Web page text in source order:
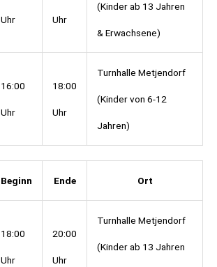
Uhr Uhr
(Kinder ab 13 Jahren
& Erwachsene)
16:00
Uhr
18:00
Uhr
Turnhalle Metjendorf
(Kinder von 6-12
Jahren)
Beginn Ende Ort
18:00
Uhr
20:00
Uhr
Turnhalle Metjendorf
(Kinder ab 13 Jahren